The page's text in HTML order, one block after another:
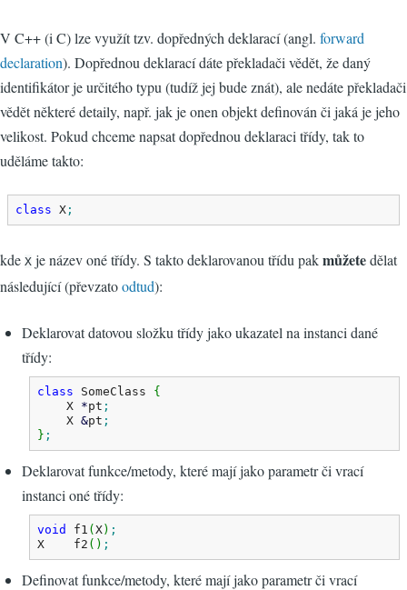
V C++ (i C) lze využít tzv. dopředných deklarací (angl. forward
declaration). Dopřednou deklarací dáte překladači vědět, že daný
identifikátor je určitého typu (tudíž jej bude znát), ale nedáte překladači
vědět některé detaily, např. jak je onen objekt definován či jaká je jeho
velikost. Pokud chceme napsat dopřednou deklaraci třídy, tak to
uděláme takto:
class X ;
kde X je název oné třídy. S takto deklarovanou třídu pakmůžetedělat
následující (převzatoodtud):
Deklarovat datovou složku třídy jako ukazatel na instanci dané
třídy:
class SomeClass {
    X
*pt ;
    X
&pt ;
} ;
Deklarovat funkce/metody, které mají jako parametr či vrací
instanci oné třídy:
void f1 ( X) ;
X    f2 ( ) ;
Definovat funkce/metody, které mají jako parametr či vrací